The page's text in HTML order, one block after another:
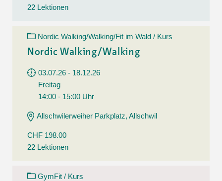
22 Lektionen
Nordic Walking/Walking/Fit im Wald / Kurs
Nordic Walking/Walking
03.07.26 - 18.12.26
Freitag
14:00 - 15:00 Uhr
Allschwilerweiher Parkplatz, Allschwil
CHF 198.00
22 Lektionen
GymFit / Kurs